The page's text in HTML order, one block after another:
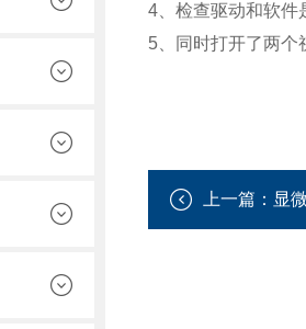
4、检查驱动和软件
5、同时打开了两个
上一篇： 显